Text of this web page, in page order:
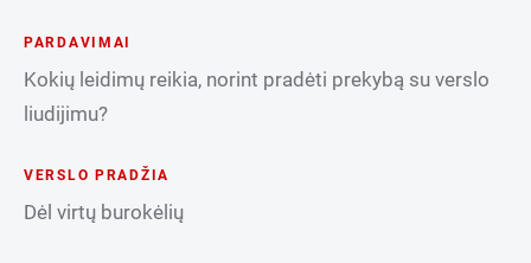
PARDAVIMAI
Kokių leidimų reikia, norint pradėti prekybą su verslo
liudijimu?
VERSLO PRADŽIA
Dėl virtų burokėlių